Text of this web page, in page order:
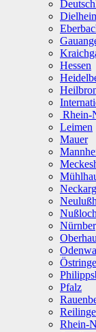
Hessen
Rhein-
Leimen
Mauer
Nußloch
Pfalz
Rhein-